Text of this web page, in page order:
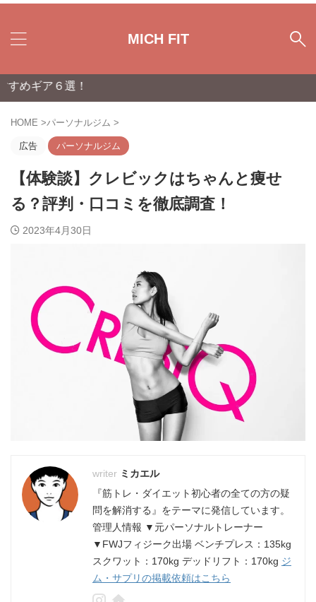
MICH FIT
HOME >パーソナルジム >
広告 パーソナルジム
【体験談】クレビックはちゃんと痩せ
る？評判・口コミを徹底調査！
2023年4月30日
ミカエル
『筋トレ・ダイエット初心者の全ての方の疑
問を解消する』をテーマに発信しています。
管理人情報 ▼元パーソナルトレーナー
▼FWJフィジーク出場 ベンチプレス：135kg
スクワット：170kg デッドリフト：170kg ジ
ム・サプリの掲載依頼はこちら